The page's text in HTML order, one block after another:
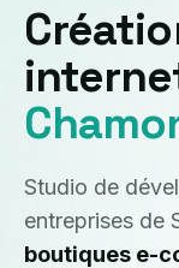
Studio de
entreprises de
boutiques e-